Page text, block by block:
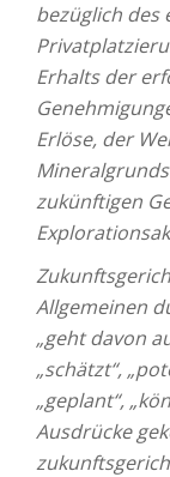
bezüglich des
Erhalts der
Erlöse, der
zukünftigen
Allgemeinen
„geht davon
„schätzt“,
„geplant“,
Ausdrücke